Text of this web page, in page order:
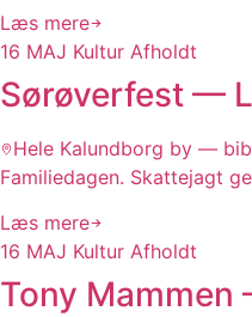
Læs mere
16 MAJ Kultur Afholdt
Sørøverfest —
Hele Kalundborg by —
Familiedagen. Skattejagt
Læs mere
16 MAJ Kultur Afholdt
Tony